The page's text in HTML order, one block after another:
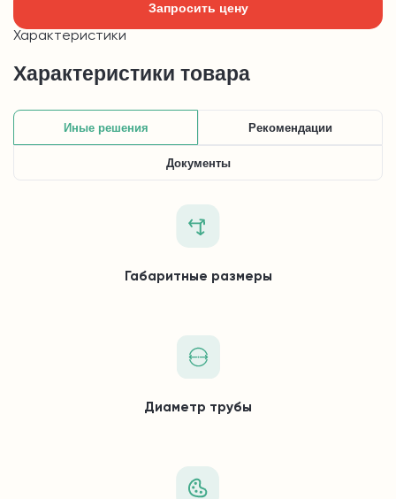
Запросить цену
Характеристики
Характеристики товара
Иные решения Рекомендации
Документы
Габаритные размеры
Диаметр трубы